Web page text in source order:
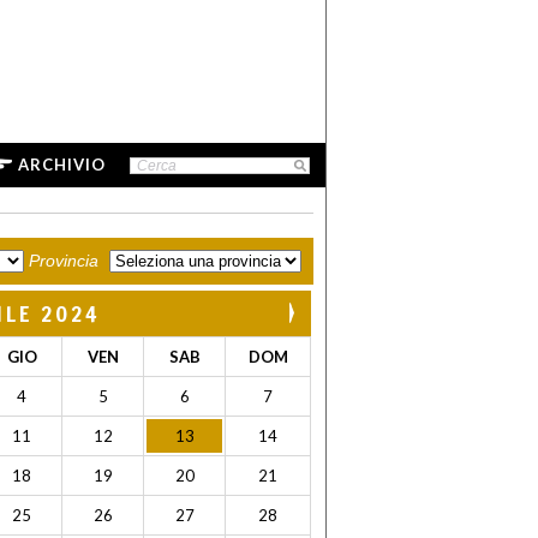
ARCHIVIO
Provincia
2024
GIO VEN SAB DOM
4 5 6 7
11 12 13 14
18 19 20 21
25 26 27 28